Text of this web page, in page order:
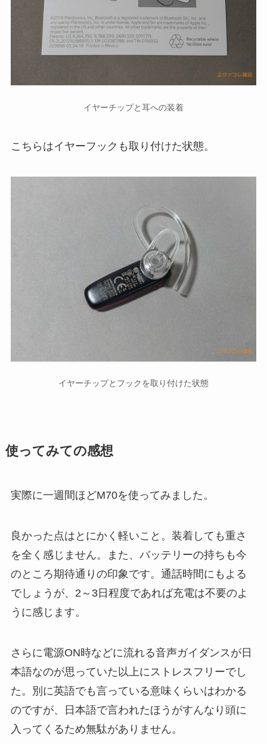
イヤーチップと耳への装着
こちらはイヤーフックも取り付けた状態。
イヤーチップとフックを取り付けた状態
使ってみての感想
実際に一週間ほどM70を使ってみました。
良かった点はとにかく軽いこと。装着しても重さ
を全く感じません。また、バッテリーの持ちも今
のところ期待通りの印象です。通話時間にもよる
でしょうが、2～3日程度であれば充電は不要のよ
うに感じます。
さらに電源ON時などに流れる音声ガイダンスが日
本語なのが思っていた以上にストレスフリーでし
た。別に英語でも言っている意味くらいはわかる
のですが、日本語で言われたほうがすんなり頭に
入ってくるため無駄がありません。